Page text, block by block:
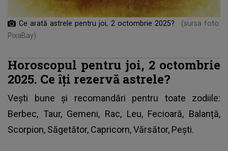
Ce arată astrele pentru joi, 2 octombrie 2025?
(sursa foto:
PixaBay)
Horoscopul pentru joi, 2 octombrie
2025. Ce îți rezervă astrele?
Vești bune și recomandări pentru toate zodiile:
Berbec, Taur, Gemeni, Rac, Leu, Fecioară, Balanță,
Scorpion, Săgetător, Capricorn, Vărsător, Pești.